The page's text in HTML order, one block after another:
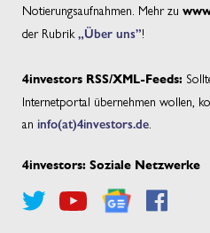
Notierungsaufnahmen. Mehr zu
der Rubrik„Über uns”!
4investors RSS/XML-Feeds:
Internetportal übernehmen wollen,
an info(at)4investors.de.
4investors: Soziale Netzwerke